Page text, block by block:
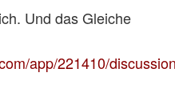
Und das Gleiche
app/221410/